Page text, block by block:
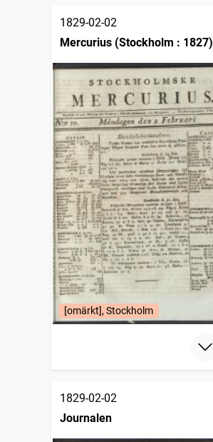
1829-02-02
Mercurius (Stockholm : 1827)
[omärkt], Stockholm
1829-02-02
Journalen